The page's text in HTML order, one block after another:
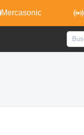

Mercasonic